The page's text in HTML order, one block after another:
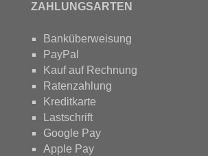
ZAHLUNGSARTEN
Banküberweisung
PayPal
Kauf auf Rechnung
Ratenzahlung
Kreditkarte
Lastschrift
Google Pay
Apple Pay